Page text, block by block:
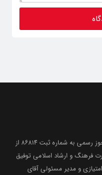
با اخذ مجوز رسمی به شماره ثبت ۸۶۸۱۴ از
فرهنگ و ارشاد اسلامی توفیق
سال ۱۳۹۹ با صاحب امتیازی و مدیر مسئولی آقای